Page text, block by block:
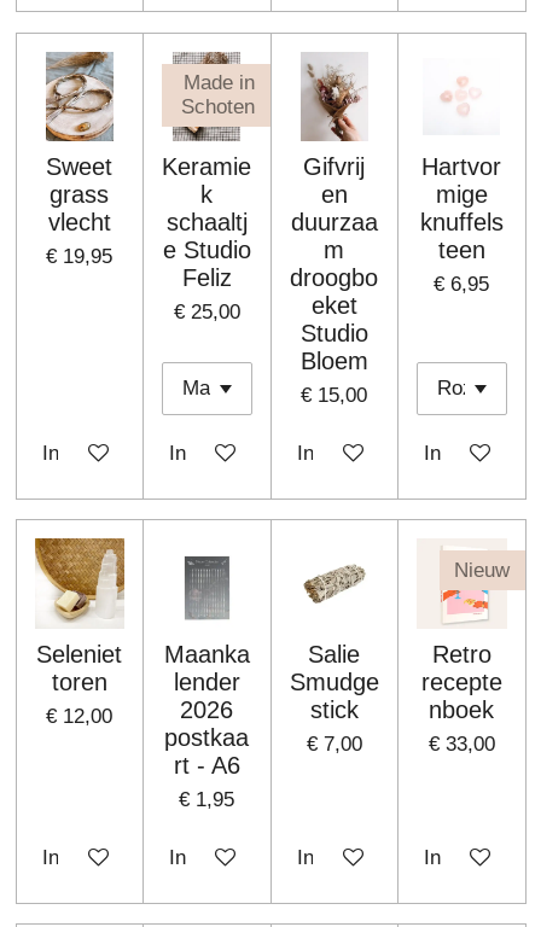
Sweet
grass
vlecht
€ 19,95
In winkelwagen
Made in
Schoten
Keramie
k
schaaltj
e Studio
Feliz
€ 25,00
In winkelwagen
Gifvrij
en
duurzaa
m
droogbo
eket
Studio
Bloem
€ 15,00
In winkelwagen
Hartvor
mige
knuffels
teen
€ 6,95
In
Seleniet
toren
€ 12,00
In winkelwagen
Maanka
lender
2026
postkaa
rt - A6
€ 1,95
In winkelwagen
Salie
Smudge
stick
€ 7,00
In winkelwagen
Nieuw
Retro
recepte
nboek
€ 33,00
In